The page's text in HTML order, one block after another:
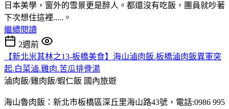
日本美學，窗外的雪景更是醉人。都還沒有吃飯，團員就吵著
下次想住這裡.....。
繼續閱讀
2週前
【新北米其林之13-板橋美食】海山滷肉飯.板橋滷肉飯異軍突
起.白菜滷.雞肉.苦瓜排骨湯
滷肉飯/雞肉飯/蝦仁飯 國內旅遊
海山魯肉飯：新北市板橋區深丘里海山路43號，電話:0986 995